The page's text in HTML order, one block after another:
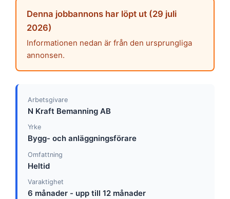
Denna jobbannons har löpt ut (29 juli
2026)
Informationen nedan är från den ursprungliga
annonsen.
Arbetsgivare
N Kraft Bemanning AB
Yrke
Bygg- och anläggningsförare
Omfattning
Heltid
Varaktighet
6 månader - upp till 12 månader